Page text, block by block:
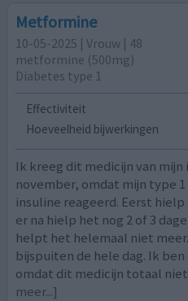
Metformine
10-05-2025 | Vrouw | 48
metformine (500mg)
Diabetes type 1
Effectiviteit
Hoeveelheid bijwerkingen
Ik kreeg dit medicijn van
november, omdat mijn type
insuline reageerd. Eerst
er na hielp het nog 2 of 3
helpt het helemaal niet
bijspuiten de hele dag. Ik
omdat dit medicijn totaal
meer...]